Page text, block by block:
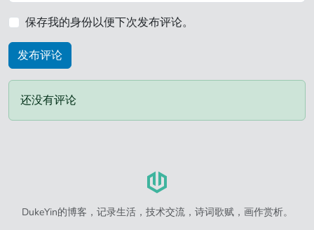
保存我的身份以便下次发布评论。
还没有评论
DukeYin的博客，记录生活，技术交流，诗词歌赋，画作赏析。